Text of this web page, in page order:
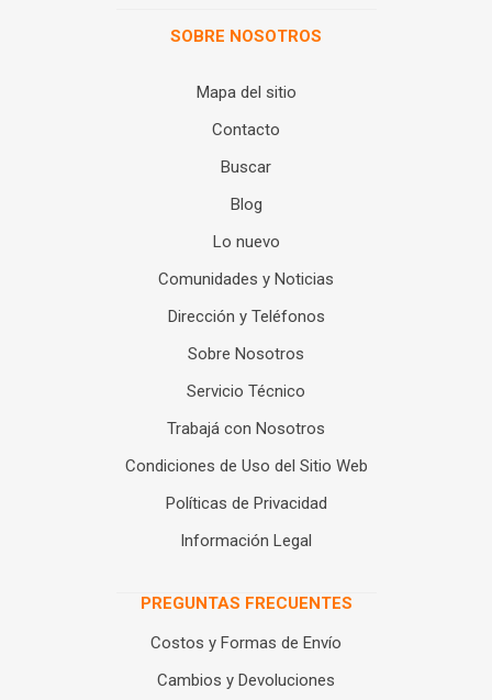
SOBRE NOSOTROS
Mapa del sitio
Contacto
Buscar
Blog
Lo nuevo
Comunidades y Noticias
Dirección y Teléfonos
Sobre Nosotros
Servicio Técnico
Trabajá con Nosotros
Condiciones de Uso del Sitio Web
Políticas de Privacidad
Información Legal
PREGUNTAS FRECUENTES
Costos y Formas de Envío
Cambios y Devoluciones